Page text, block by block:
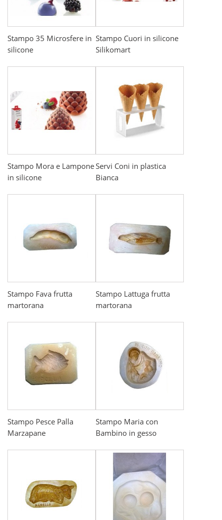
Stampo 35 Microsfere in
silicone
Stampo Cuori in silicone
Silikomart
Stampo Mora e Lampone
in silicone
Servi Coni in plastica
Bianca
Stampo Fava frutta
martorana
Stampo Lattuga frutta
martorana
Stampo Pesce Palla
Marzapane
Stampo Maria con
Bambino in gesso